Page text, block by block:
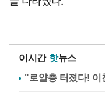
이시간 핫뉴스